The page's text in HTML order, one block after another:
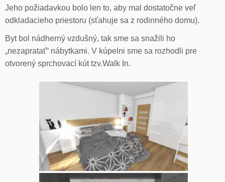
Jeho požiadavkou bolo len to, aby mal dostatočne veľ
odkladacieho priestoru (sťahuje sa z rodinného domu).
Byt bol nádherný vzdušný, tak sme sa snažili ho
„nezapratať“ nábytkami. V kúpelni sme sa rozhodli pre
otvorený sprchovací kút tzv.Walk In.